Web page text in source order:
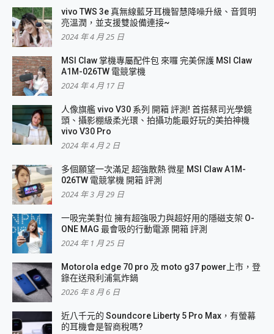
vivo TWS 3e 真無線藍牙耳機智慧降噪升級、音質明
亮溫潤，並支援雙設備連接~
2024 年 4 月 25 日
MSI Claw 掌機專屬配件包 來囉 完美保護 MSI Claw
A1M-026TW 電競掌機
2024 年 4 月 17 日
人像旗艦 vivo V30 系列 開箱 評測! 首搭蔡司光學鏡
頭、攝影棚級柔光環、拍攝功能最好玩的美拍神機
vivo V30 Pro
2024 年 4 月 2 日
多個願望一次滿足 超強散熱 微星 MSI Claw A1M-
026TW 電競掌機 開箱 評測
2024 年 3 月 29 日
一吸完美對位 擁有超強吸力與超好用的隱磁支架 O-
ONE MAG 最會吸的行動電源 開箱 評測
2024 年 1 月 25 日
Motorola edge 70 pro 及 moto g37 power上市，登
錄在送飛利浦氣炸鍋
2026 年 8 月 6 日
近八千元的 Soundcore Liberty 5 Pro Max，有螢幕
的耳機會是智商稅嗎?